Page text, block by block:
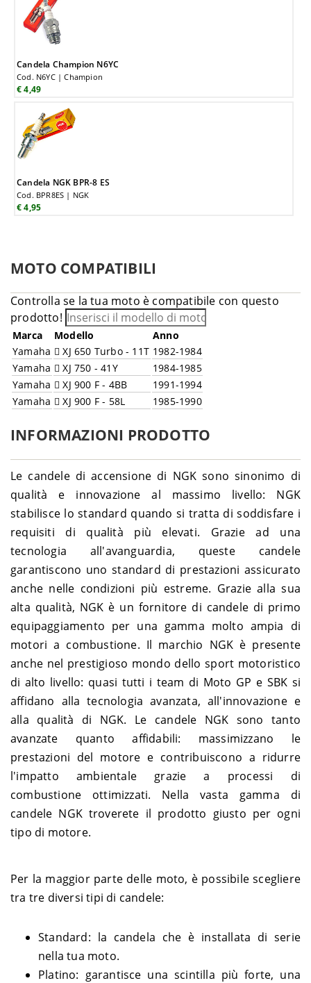
Candela Champion N6YC
Cod. N6YC | Champion
€ 4,49
Candela NGK BPR-8 ES
Cod. BPR8ES | NGK
€ 4,95
MOTO COMPATIBILI
Controlla se la tua moto è compatibile con questo
prodotto!
Marca Modello
Anno
Yamaha
XJ 650 Turbo - 11T 1982-1984
Yamaha
XJ 750 - 41Y
1984-1985
Yamaha
XJ 900 F - 4BB
1991-1994
Yamaha
XJ 900 F - 58L 1985-1990
INFORMAZIONI PRODOTTO
Le candele di accensione di NGK sono sinonimo di
qualità e innovazione al massimo livello: NGK
stabilisce lo standard quando si tratta di soddisfare i
requisiti di qualità più elevati. Grazie ad una
tecnologia all'avanguardia, queste candele
garantiscono uno standard di prestazioni assicurato
anche nelle condizioni più estreme. Grazie alla sua
alta qualità, NGK è un fornitore di candele di primo
equipaggiamento per una gamma molto ampia di
motori a combustione. Il marchio NGK è presente
anche nel prestigioso mondo dello sport motoristico
di alto livello: quasi tutti i team di Moto GP e SBK si
affidano alla tecnologia avanzata, all'innovazione e
alla qualità di NGK. Le candele NGK sono tanto
avanzate quanto affidabili: massimizzano le
prestazioni del motore e contribuiscono a ridurre
l'impatto ambientale grazie a processi di
combustione ottimizzati. Nella vasta gamma di
candele NGK troverete il prodotto giusto per ogni
tipo di motore.
Per la maggior parte delle moto, è possibile scegliere
tra tre diversi tipi di candele:
Standard: la candela che è installata di serie
nella tua moto.
Platino: garantisce una scintilla più forte, una